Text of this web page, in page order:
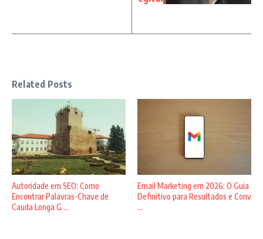
Related Posts
Autoridade em SEO: Como
Encontrar Palavras-Chave de
Cauda Longa G ...
Email Marketing em 2026: O Guia
Definitivo para Resultados e Conv
...